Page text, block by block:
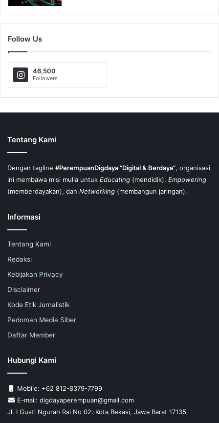
Follow Us
46,500
Followers
Tentang Kami
Dengan tagline #PerempuanDigdaya “Digital & Berdaya”, organisasi
ini membawa misi mulia untuk Educating (mendidik), Empowering
(memberdayakan), dan Networking (membangun jaringan).
Informasi
Tentang Kami
Redaksi
Kebijakan Privacy
Disclaimer
Kode Etik Jurnalistik
Pedoman Media Siber
Daftar Member
Hubungi Kami
Mobile: +62 812-8379-7799
E-mail: digdayaperempuan@gmail.com
Jl. I Gusti Ngurah Rai No 02. Kota Bekasi, Jawa Barat 17135